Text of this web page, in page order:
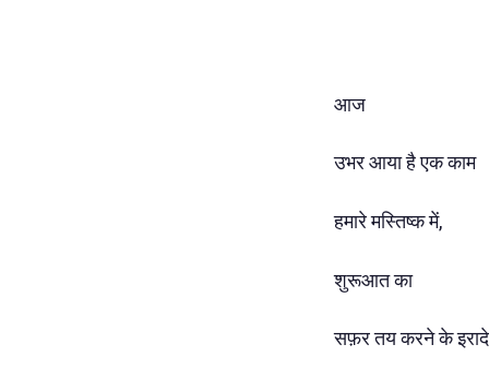
आज
उभर आया है एक काम
हमारे मस्तिष्क में,
शुरूआत का
सफ़र तय करने के